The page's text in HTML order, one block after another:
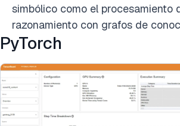
simbólico como el procesamiento
razonamiento con grafos de
PyTorch